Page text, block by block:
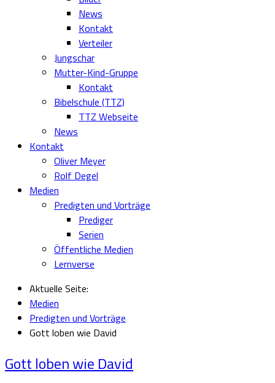
News
Kontakt
Verteiler
Jungschar
Mutter-Kind-Gruppe
Kontakt
Bibelschule (TTZ)
TTZ Webseite
News
Kontakt
Oliver Meyer
Rolf Degel
Medien
Predigten und Vorträge
Prediger
Serien
Öffentliche Medien
Lernverse
Aktuelle Seite:
Medien
Predigten und Vorträge
Gott loben wie David
Gott loben wie David